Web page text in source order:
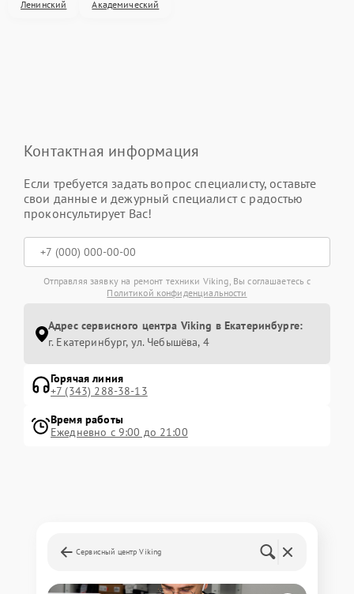
Ленинский Академический
Контактная информация
Если требуется задать вопрос специалисту, оставьте
свои данные и дежурный специалист с радостью
проконсультирует Вас!
Отправляя заявку на ремонт техники Viking, Вы соглашаетесь с
Политикой конфиденциальности
Адрес сервисного центра Viking в Екатеринбурге:
г. Екатеринбург, ул. Чебышёва, 4
Горячая линия
+7 (343) 288-38-13
Время работы
Ежедневно с 9:00 до 21:00
Сервисный центр Viking